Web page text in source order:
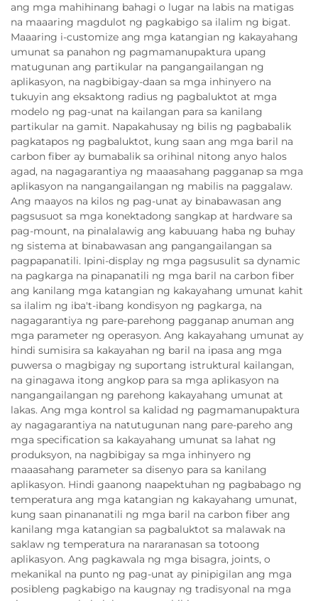
ang mga mahihinang bahagi o lugar na labis na matigas
na maaaring magdulot ng pagkabigo sa ilalim ng bigat.
Maaaring i-customize ang mga katangian ng kakayahang
umunat sa panahon ng pagmamanupaktura upang
matugunan ang partikular na pangangailangan ng
aplikasyon, na nagbibigay-daan sa mga inhinyero na
tukuyin ang eksaktong radius ng pagbaluktot at mga
modelo ng pag-unat na kailangan para sa kanilang
partikular na gamit. Napakahusay ng bilis ng pagbabalik
pagkatapos ng pagbaluktot, kung saan ang mga baril na
carbon fiber ay bumabalik sa orihinal nitong anyo halos
agad, na nagagarantiya ng maaasahang pagganap sa mga
aplikasyon na nangangailangan ng mabilis na paggalaw.
Ang maayos na kilos ng pag-unat ay binabawasan ang
pagsusuot sa mga konektadong sangkap at hardware sa
pag-mount, na pinalalawig ang kabuuang haba ng buhay
ng sistema at binabawasan ang pangangailangan sa
pagpapanatili. Ipini-display ng mga pagsusulit sa dynamic
na pagkarga na pinapanatili ng mga baril na carbon fiber
ang kanilang mga katangian ng kakayahang umunat kahit
sa ilalim ng iba't-ibang kondisyon ng pagkarga, na
nagagarantiya ng pare-parehong pagganap anuman ang
mga parameter ng operasyon. Ang kakayahang umunat ay
hindi sumisira sa kakayahan ng baril na ipasa ang mga
puwersa o magbigay ng suportang istruktural kailangan,
na ginagawa itong angkop para sa mga aplikasyon na
nangangailangan ng parehong kakayahang umunat at
lakas. Ang mga kontrol sa kalidad ng pagmamanupaktura
ay nagagarantiya na natutugunan nang pare-pareho ang
mga specification sa kakayahang umunat sa lahat ng
produksyon, na nagbibigay sa mga inhinyero ng
maaasahang parameter sa disenyo para sa kanilang
aplikasyon. Hindi gaanong naapektuhan ng pagbabago ng
temperatura ang mga katangian ng kakayahang umunat,
kung saan pinananatili ng mga baril na carbon fiber ang
kanilang mga katangian sa pagbaluktot sa malawak na
saklaw ng temperatura na nararanasan sa totoong
aplikasyon. Ang pagkawala ng mga bisagra, joints, o
mekanikal na punto ng pag-unat ay pinipigilan ang mga
posibleng pagkabigo na kaugnay ng tradisyonal na mga